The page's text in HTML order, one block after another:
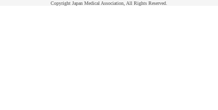
Copyright Japan Medical Association, All Rights Reserved.